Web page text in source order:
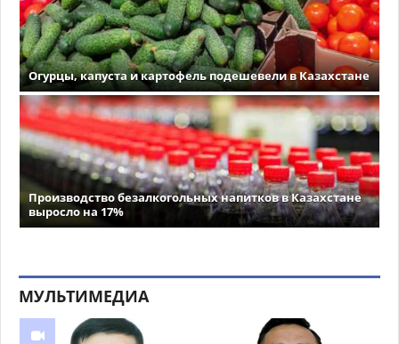
Огурцы, капуста и картофель подешевели в Казахстане
Производство безалкогольных напитков в Казахстане
выросло на 17%
МУЛЬТИМЕДИА